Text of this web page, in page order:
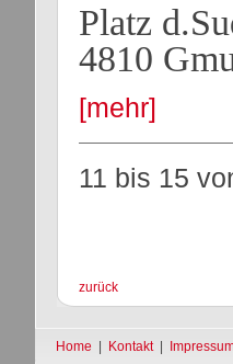
Platz
4810
[mehr]
11 bis 15
zurück
Home | Kontakt|